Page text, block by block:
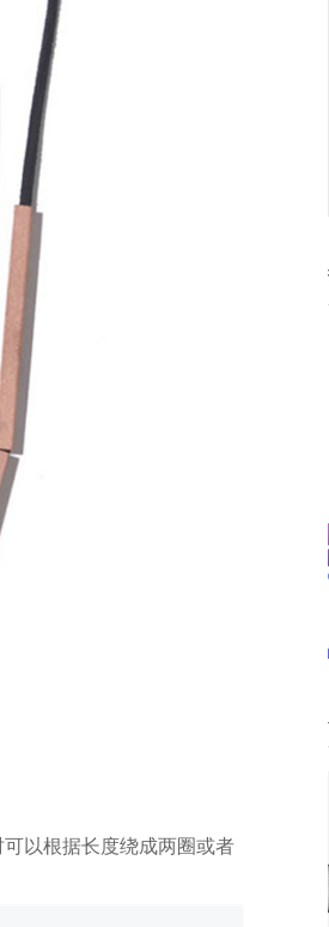
以根据长度绕成两圈或者